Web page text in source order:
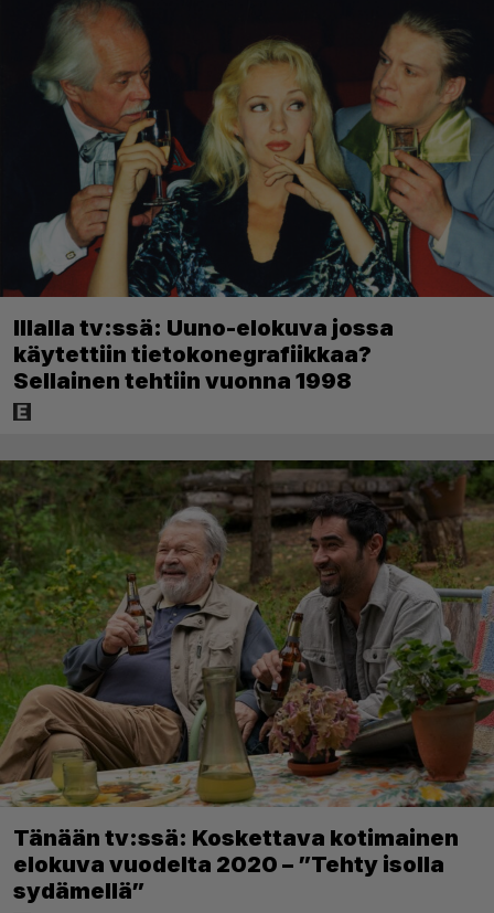
Illalla tv:ssä: Uuno-elokuva jossa
käytettiin tietokonegrafiikkaa?
Sellainen tehtiin vuonna 1998
Tänään tv:ssä: Koskettava kotimainen
elokuva vuodelta 2020 – ”Tehty isolla
sydämellä”